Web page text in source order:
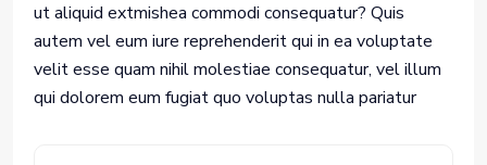
ut aliquid extmishea commodi consequatur? Quis
autem vel eum iure reprehenderit qui in ea voluptate
velit esse quam nihil molestiae consequatur, vel illum
qui dolorem eum fugiat quo voluptas nulla pariatur